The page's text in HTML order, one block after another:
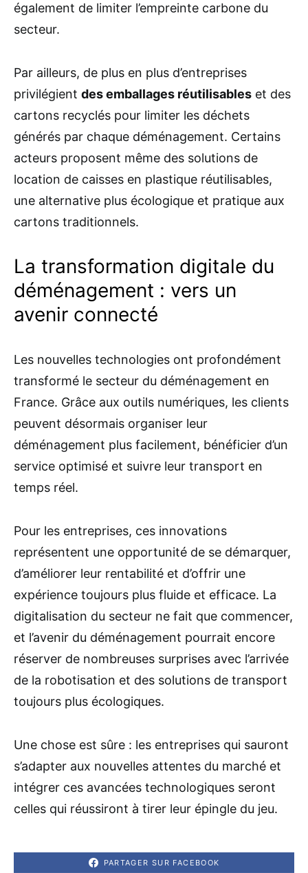
également de limiter l’empreinte carbone du
secteur.
Par ailleurs, de plus en plus d’entreprises
privilégient des emballages réutilisables et des
cartons recyclés pour limiter les déchets
générés par chaque déménagement. Certains
acteurs proposent même des solutions de
location de caisses en plastique réutilisables,
une alternative plus écologique et pratique aux
cartons traditionnels.
La transformation digitale du
déménagement : vers un
avenir connecté
Les nouvelles technologies ont profondément
transformé le secteur du déménagement en
France. Grâce aux outils numériques, les clients
peuvent désormais organiser leur
déménagement plus facilement, bénéficier d’un
service optimisé et suivre leur transport en
temps réel.
Pour les entreprises, ces innovations
représentent une opportunité de se démarquer,
d’améliorer leur rentabilité et d’offrir une
expérience toujours plus fluide et efficace. La
digitalisation du secteur ne fait que commencer,
et l’avenir du déménagement pourrait encore
réserver de nombreuses surprises avec l’arrivée
de la robotisation et des solutions de transport
toujours plus écologiques.
Une chose est sûre : les entreprises qui sauront
s’adapter aux nouvelles attentes du marché et
intégrer ces avancées technologiques seront
celles qui réussiront à tirer leur épingle du jeu.
PARTAGER SUR FACEBOOK